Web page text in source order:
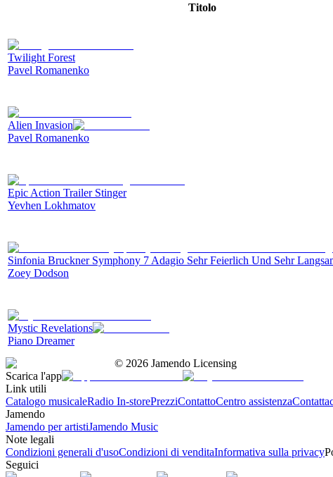
Titolo
Twilight Forest
Pavel Romanenko
Alien Invasion
Pavel Romanenko
Epic Action Trailer Stinger
Yevhen Lokhmatov
Sinfonia Bruckner Symphony 7 Adagio Sehr Feierlich Und Sehr
Zoey Dodson
Mystic Revelations
Piano Dreamer
© 2026 Jamendo Licensing
Scarica l'app
Link utili
Catalogo musicaleRadio In-storePrezziContattoCentro assistenza
Jamendo
Jamendo per artistiJamendo Music
Note legali
Condizioni generali d'usoCondizioni di venditaInformativa sulla privacy
Seguici